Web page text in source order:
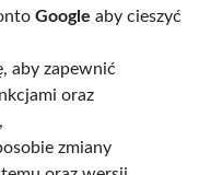
Google aby cieszyć
aby zapewnić
oraz
zmiany